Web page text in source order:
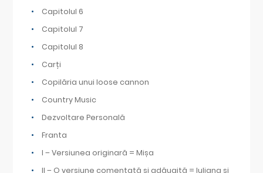
Capitolul 6
Capitolul 7
Capitolul 8
Carți
Copilăria unui loose cannon
Country Music
Dezvoltare Personală
Franta
I – Versiunea originară = Mișa
II – O versiune comentată și adăugită = Iuliana și